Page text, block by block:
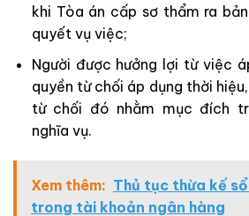
khi Tòa án cấp sơ thẩm ra
quyết vụ việc;
Người được hưởng lợi từ việc
quyền từ chối áp dụng thời
từ chối đó nhằm mục đích
nghĩa vụ.
Xem thêm: Thủ tục thừa kế
trong tài khoản ngân hàng